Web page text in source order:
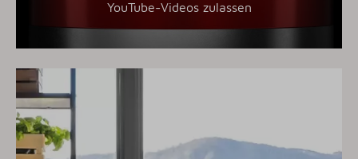
YouTube-Videos zulassen